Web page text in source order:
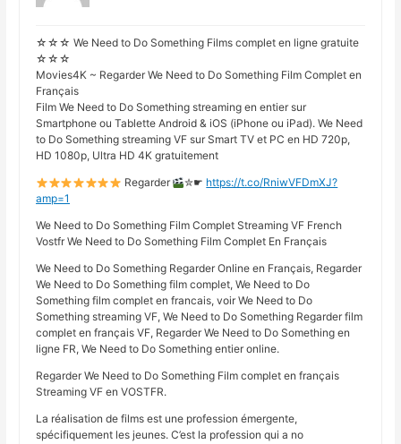
☆☆☆ We Need to Do Something Films complet en ligne gratuite
☆☆☆
Movies4K ~ Regarder We Need to Do Something Film Complet en
Français
Film We Need to Do Something streaming en entier sur
Smartphone ou Tablette Android & iOS (iPhone ou iPad). We Need
to Do Something streaming VF sur Smart TV et PC en HD 720p,
HD 1080p, Ultra HD 4K gratuitement
Regarder
✮☛ https://t.co/RniwVFDmXJ?
amp=1
We Need to Do Something Film Complet Streaming VF French
Vostfr We Need to Do Something Film Complet En Français
We Need to Do Something Regarder Online en Français, Regarder
We Need to Do Something film complet, We Need to Do
Something film complet en francais, voir We Need to Do
Something streaming VF, We Need to Do Something Regarder film
complet en français VF, Regarder We Need to Do Something en
ligne FR, We Need to Do Something entier online.
Regarder We Need to Do Something Film complet en français
Streaming VF en VOSTFR.
La réalisation de films est une profession émergente,
spécifiquement les jeunes. C’est la profession qui a no